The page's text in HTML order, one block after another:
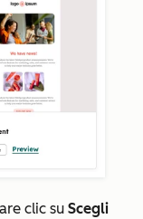
clic su Scegli